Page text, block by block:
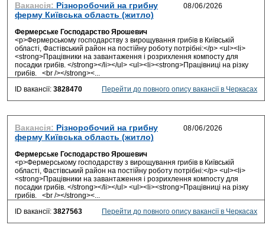
Вакансія: Різноробочий на грибну
ферму Київська область (житло)
Фермерське Господарство Ярошевич
<p>Фермерському господарству з вирощування грибів в Київській
області, Фастівський район на постійну роботу потрібні:</p> <ul><li>
<strong>Працівники на завантаження і розрихлення компосту для
посадки грибів. </strong></li></ul> <ul><li><strong>Працівниці на різку
грибів. <br /></strong><...
ID вакансії: 3828470 Перейти до повного опису вакансії в Черкасах
Вакансія: Різноробочий на грибну
ферму Київська область (житло)
Фермерське Господарство Ярошевич
<p>Фермерському господарству з вирощування грибів в Київській
області, Фастівський район на постійну роботу потрібні:</p> <ul><li>
<strong>Працівники на завантаження і розрихлення компосту для
посадки грибів. </strong></li></ul> <ul><li><strong>Працівниці на різку
грибів. <br /></strong><...
ID вакансії: 3827563 Перейти до повного опису вакансії в Черкасах